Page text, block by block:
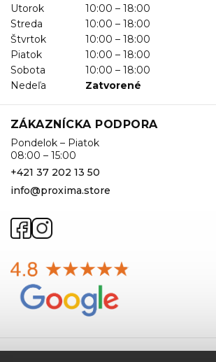
Utorok
10:00 – 18:00
Streda
10:00 – 18:00
Štvrtok
10:00 – 18:00
Piatok
10:00 – 18:00
Sobota
10:00 – 18:00
Nedeľa
Zatvorené
ZÁKAZNÍCKA PODPORA
Pondelok – Piatok
08:00 – 15:00
+421 37 202 13 50
info@proxima.store